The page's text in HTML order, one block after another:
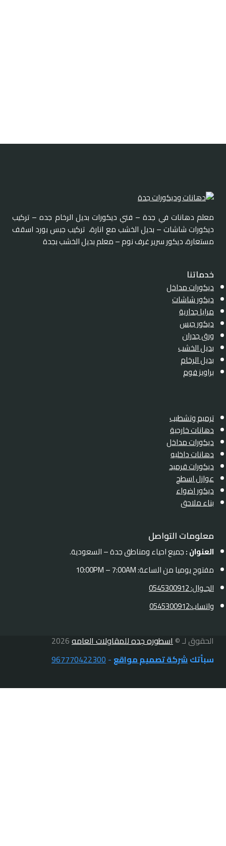
معلم دهانات في جدة – فني ديكورات بديل الرخام جده – تركيب
ديكورات شاشات – بديل الخشب مع انارة، تركيب جبس بورد اسقف
مستعارة، ديكور سرير غرف نوم – معلم بديل الخشب بجدة
خدماتنا
ديكورات مداخل
ديكور شاشات
مرايا جدارية
ديكور جبس
ورق جدران
بديل الخشب
بديل الرخام
براويز فوم
ترميم وتشطيب
دهانات خارجية
ديكورات مداخل
دهانات داخليه
ديكورات قرميد
عوازل اسطح
ديكور اضواء
بناء ملاحق
معلومات التواصل
العنوان :جميع احياء ومناطق جدة – السعودية.
مفتوح يوميا من الساعة: 10:00PM – 7:00AM
الجـوال: 0545300912
واتساب:0545300912
الحقوق لـ ©اسطوره جده للمقاولات العامه
سبأتكشركة تصميم مواقع -
967770422300